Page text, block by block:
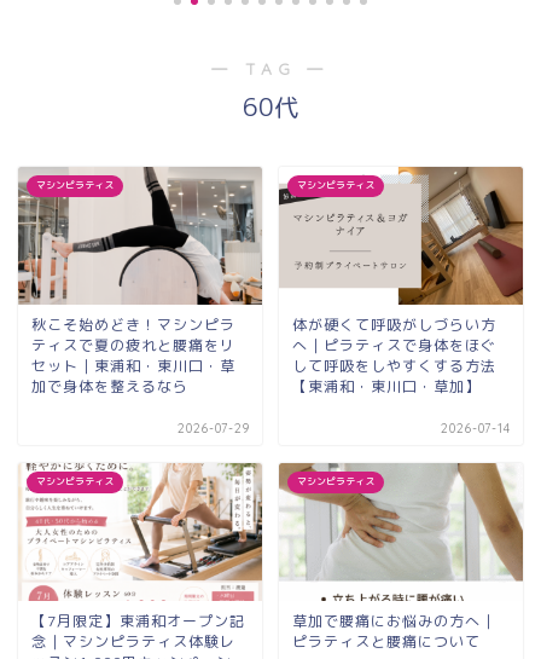
― TAG ―
60代
マシンピラティス
秋こそ始めどき！マシンピラ
ティスで夏の疲れと腰痛をリ
セット｜東浦和・東川口・草
加で身体を整えるなら
2026-07-29
マシンピラティス
体が硬くて呼吸がしづらい方
へ｜ピラティスで身体をほぐ
して呼吸をしやすくする方法
【東浦和・東川口・草加】
2026-07-14
マシンピラティス
【7月限定】東浦和オープン記
念｜マシンピラティス体験レ
マシンピラティス
草加で腰痛にお悩みの方へ｜
ピラティスと腰痛について